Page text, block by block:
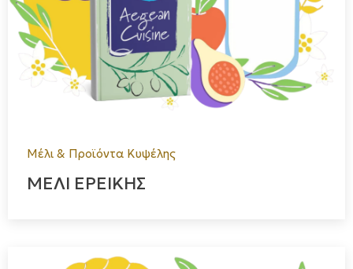
Μέλι & Προϊόντα Κυψέλης
ΜΕΛΙ ΕΡΕΙΚΗΣ